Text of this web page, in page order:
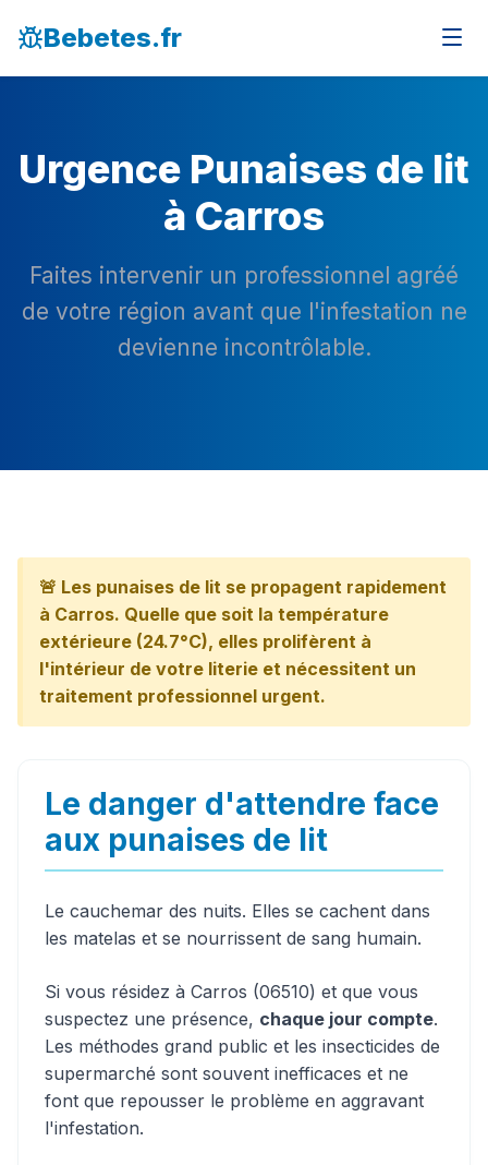
Bebetes.fr
Urgence Punaises de lit
à Carros
Faites intervenir un professionnel agréé
de votre région avant que l'infestation ne
devienne incontrôlable.
🚨 Les punaises de lit se propagent rapidement
à Carros. Quelle que soit la température
extérieure (24.7°C), elles prolifèrent à
l'intérieur de votre literie et nécessitent un
traitement professionnel urgent.
Le danger d'attendre face
aux punaises de lit
Le cauchemar des nuits. Elles se cachent dans
les matelas et se nourrissent de sang humain.
Si vous résidez à Carros (06510) et que vous
suspectez une présence, chaque jour compte.
Les méthodes grand public et les insecticides de
supermarché sont souvent inefficaces et ne
font que repousser le problème en aggravant
l'infestation.